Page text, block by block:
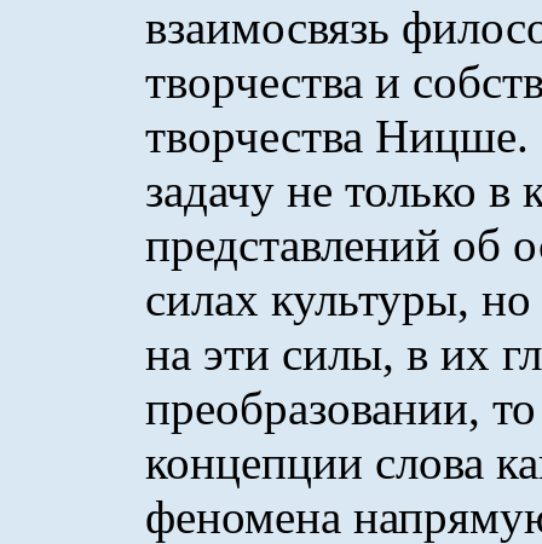
взаимосвязь
творчества и
творчества
задачу не только в
представлений об
силах культуры,
на эти силы, в их
преобразовании,
концепции слова
феномена